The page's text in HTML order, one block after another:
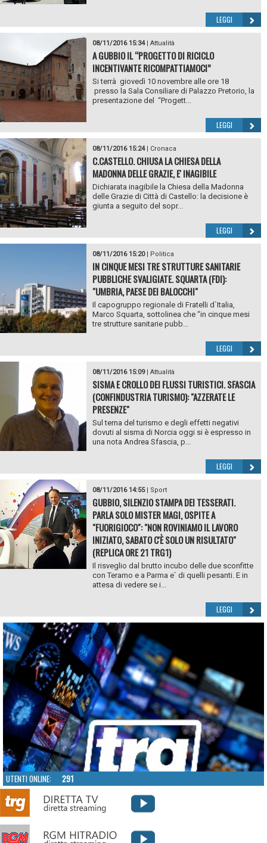
LEGGI
08/11/2016 15:34| Attualità
A GUBBIO IL “PROGETTO DI RICICLO
INCENTIVANTE RICOMPATTIAMOCI”
Si terrà giovedì 10 novembre alle ore 18
presso la Sala Consiliare di Palazzo Pretorio, la
presentazione del “Progett...
LEGGI
08/11/2016 15:24| Cronaca
C.CASTELLO. CHIUSA LA CHIESA DELLA
MADONNA DELLE GRAZIE, E' INAGIBILE
Dichiarata inagibile la Chiesa della Madonna
delle Grazie di Città di Castello: la decisione è
giunta a seguito del sopr...
LEGGI
08/11/2016 15:20| Politica
IN CINQUE MESI TRE STRUTTURE SANITARIE
PUBBLICHE SVALIGIATE. SQUARTA (FDI):
"UMBRIA, PAESE DEI BALOCCHI"
Il capogruppo regionale di Fratelli d`Italia,
Marco Squarta, sottolinea che “in cinque mesi
tre strutture sanitarie pubb...
LEGGI
08/11/2016 15:09| Attualità
SISMA E CROLLO DEI FLUSSI TURISTICI. SFASCIA
(CONFINDUSTRIA TURISMO): "AZZERATE LE
PRESENZE"
Sul tema del turismo e degli effetti negativi
dovuti al sisma di Norcia oggi si è espresso in
una nota Andrea Sfascia, p...
LEGGI
08/11/2016 14:55| Sport
GUBBIO, SILENZIO STAMPA DEI TESSERATI.
PARLA SOLO MISTER MAGI, OSPITE A
"FUORIGIOCO": "NON ROVINIAMO IL LAVORO
INIZIATO, SABATO C'È SOLO UN RISULTATO"
(REPLICA ORE 21 TRG1)
Il risveglio dal brutto incubo delle due sconfitte
con Teramo e a Parma e` di quelli pesanti. E in
attesa di vedere se i...
LEGGI
UTENTI ONLINE: 291